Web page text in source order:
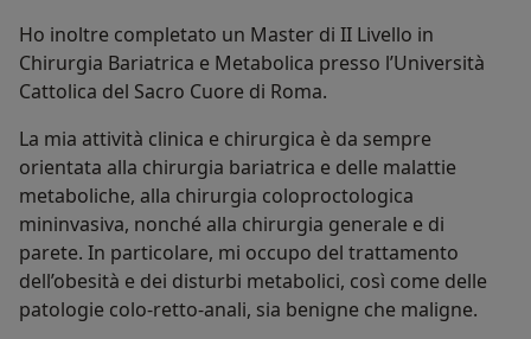
Ho inoltre completato un Master di II Livello in
Chirurgia Bariatrica e Metabolica presso l’Università
Cattolica del Sacro Cuore di Roma.
La mia attività clinica e chirurgica è da sempre
orientata alla chirurgia bariatrica e delle malattie
metaboliche, alla chirurgia coloproctologica
mininvasiva, nonché alla chirurgia generale e di
parete. In particolare, mi occupo del trattamento
dell’obesità e dei disturbi metabolici, così come delle
patologie colo-retto-anali, sia benigne che maligne.